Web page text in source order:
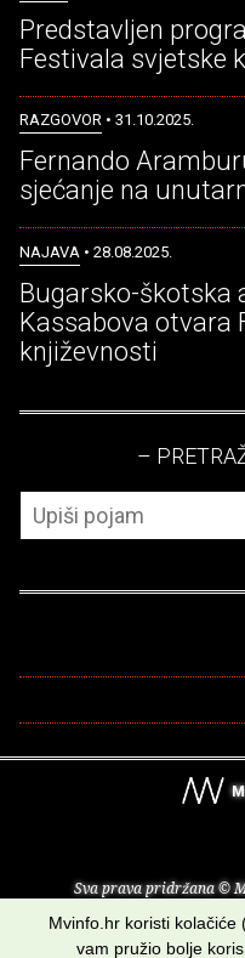
Predstavljen
Festivala svjetske
RAZGOVOR • 31.10.2025.
Fernando
sjećanje na
NAJAVA • 28.08.2025.
Bugarsko-škotska
Kassabova otvara
književnosti
–
Sva prava pridržana ©
Mvinfo.hr koristi kolačiće
vam pružio bolje